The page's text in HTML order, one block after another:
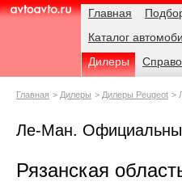
AvtoAvto.ru
Навигация Главная
Каталог
Дилеры
Родительские
Главная Дилеры Дилеры Peugeot
Ле-Ман.
Рязанская